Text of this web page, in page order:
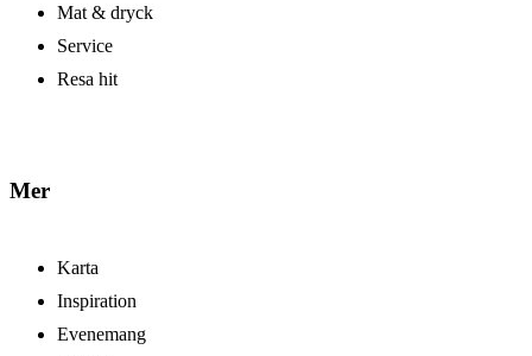
Mat & dryck
Service
Resa hit
Mer
Karta
Inspiration
Evenemang